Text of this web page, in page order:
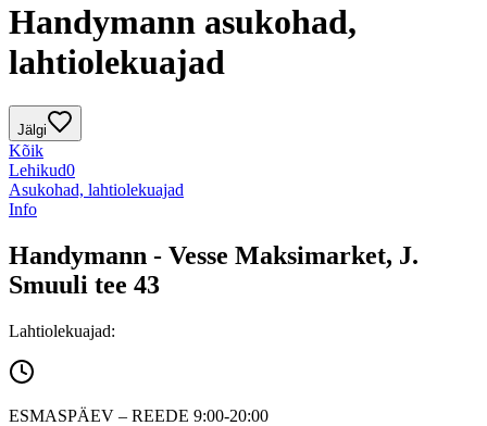
Handymann asukohad,
lahtiolekuajad
Jälgi
Kõik
Lehikud0
Asukohad, lahtiolekuajad
Info
Handymann - Vesse Maksimarket, J.
Smuuli tee 43
Lahtiolekuajad:
ESMASPÄEV – REEDE 9:00-20:00